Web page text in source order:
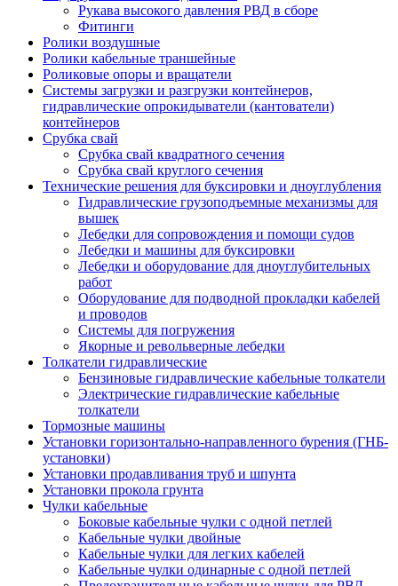
Рукава высокого давления РВД в сборе
Фитинги
Ролики воздушные
Ролики кабельные траншейные
Роликовые опоры и вращатели
Системы загрузки и разгрузки контейнеров,
гидравлические опрокидыватели (кантователи)
контейнеров
Срубка свай
Срубка свай квадратного сечения
Срубка свай круглого сечения
Технические решения для буксировки и дноуглубления
Гидравлические грузоподъемные механизмы для
вышек
Лебедки для сопровождения и помощи судов
Лебедки и машины для буксировки
Лебедки и оборудование для дноуглубительных
работ
Оборудование для подводной прокладки кабелей
и проводов
Системы для погружения
Якорные и револьверные лебедки
Толкатели гидравлические
Бензиновые гидравлические кабельные толкатели
Электрические гидравлические кабельные
толкатели
Тормозные машины
Установки горизонтально-направленного бурения (ГНБ-
установки)
Установки продавливания труб и шпунта
Установки прокола грунта
Чулки кабельные
Боковые кабельные чулки с одной петлей
Кабельные чулки двойные
Кабельные чулки для легких кабелей
Кабельные чулки одинарные с одной петлей